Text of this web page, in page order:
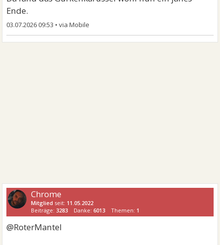
Ende.
03.07.2026 09:53 •
Chrome
Mitglied seit: 11.05.2022
Beiträge: 3283 Danke:6013 Themen: 1
@RoterMantel